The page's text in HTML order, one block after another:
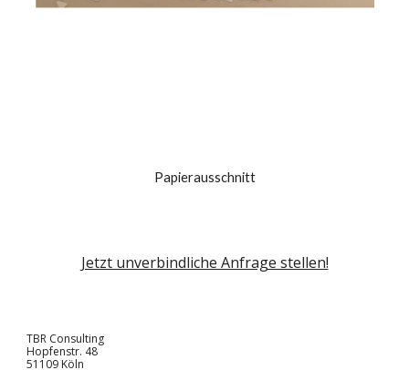
Papierausschnitt
Jetzt unverbindliche Anfrage stellen!
TBR Consulting
Hopfenstr. 48
51109 Köln